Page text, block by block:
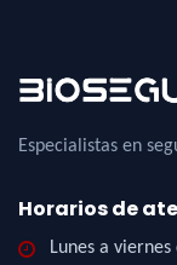
Especialistas en
Horarios de
Lunes a